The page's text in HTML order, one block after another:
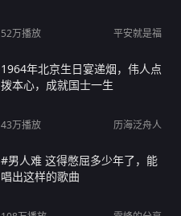
52万播放 平安就是福
1964年北京生日宴递烟，伟人点
拨本心，成就国士一生
43万播放 历海泛舟人
#男人难 这得憋屈多少年了，能
唱出这样的歌曲